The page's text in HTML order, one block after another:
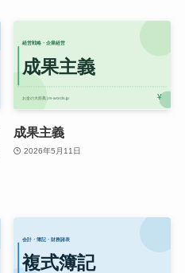
成果主義
2026年5月11日